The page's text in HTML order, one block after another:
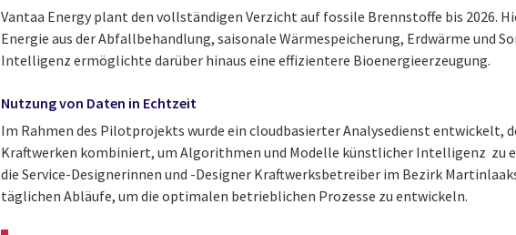
Vantaa Energy plant den vollständigen Verzicht auf fossile Brennstoffe bis 2026.
Energie aus der Abfallbehandlung, saisonale Wärmespeicherung, Erdwärme und
Intelligenz ermöglichte darüber hinaus eine effizientere Bioenergieerzeugung.
Nutzung von Daten in Echtzeit
Im Rahmen des Pilotprojekts wurde ein cloudbasierter Analysedienst entwickelt,
Kraftwerken kombiniert, um Algorithmen und Modelle künstlicher Intelligenz zu
die Service-Designerinnen und -Designer Kraftwerksbetreiber im Bezirk
täglichen Abläufe, um die optimalen betrieblichen Prozesse zu entwickeln.